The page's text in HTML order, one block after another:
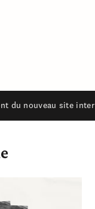
du nouveau site